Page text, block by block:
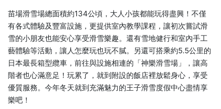
苗場滑雪場總面積約134公頃，大人小孩都能玩得盡興！不僅
有各式體驗及豐富設施，更提供室內教學課程，讓初次嘗試滑
雪的小朋友也能安心享受滑雪樂趣。還有雪地健行和室內手工
藝體驗等活動，讓人怎麼玩也玩不膩。另還可搭乘約5.5公里的
日本最長箱型纜車，前往與設施相連的「神樂滑雪場」，讓高
階者也心滿意足！玩累了，就到附設的飯店裡放鬆身心，享受
優質服務。今年冬天就到充滿魅力的王子滑雪度假中心盡情享
樂吧！